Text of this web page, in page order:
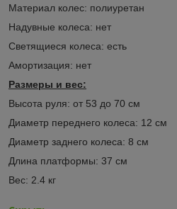
Материал колес: полиуретан
Надувные колеса: нет
Светящиеся колеса: есть
Амортизация: нет
Размеры и вес:
Высота руля: от 53 до 70 см
Диаметр переднего колеса: 12 см
Диаметр заднего колеса: 8 см
Длина платформы: 37 см
Вес: 2.4 кг